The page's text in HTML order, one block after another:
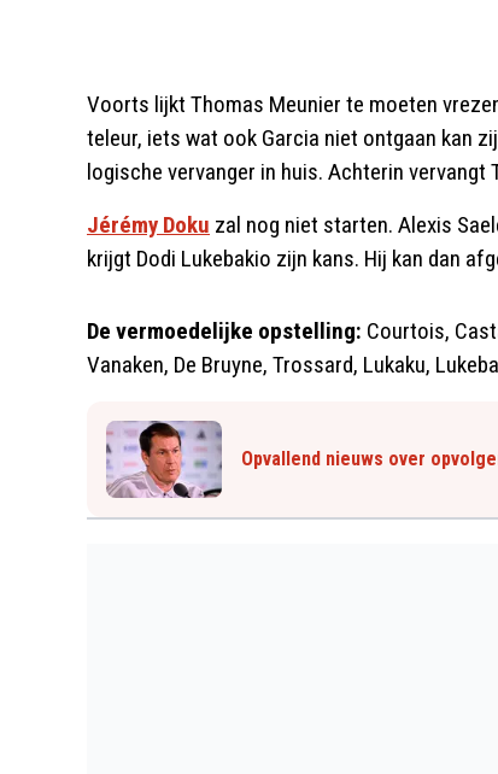
Voorts lijkt Thomas Meunier te moeten
teleur, iets wat ook Garcia niet ontgaan kan
logische vervanger in huis. Achterin vervangt
Jérémy Doku zal nog niet starten. Alexis
krijgt Dodi Lukebakio zijn kans. Hij kan dan
De vermoedelijke opstelling: Courtois,
Vanaken, De Bruyne, Trossard, Lukaku,
Opvallend nieuws over